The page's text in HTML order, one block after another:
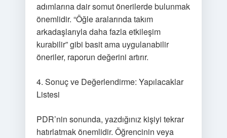
adımlarına dair somut önerilerde bulunmak
önemlidir. “Öğle aralarında takım
arkadaşlarıyla daha fazla etkileşim
kurabilir” gibi basit ama uygulanabilir
öneriler, raporun değerini artırır.
4. Sonuç ve Değerlendirme: Yapılacaklar
Listesi
PDR’nin sonunda, yazdığınız kişiyi tekrar
hatırlatmak önemlidir. Öğrencinin veya